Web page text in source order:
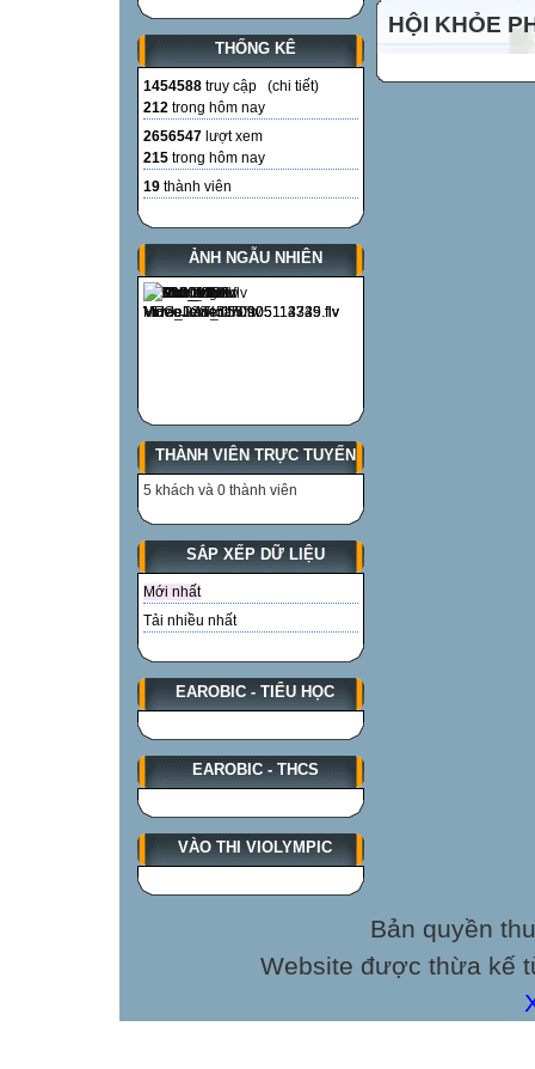
THỐNG KÊ
1454588 truy cập (chi tiết)
212 trong hôm nay
2656547 lượt xem
215 trong hôm nay
19 thành viên
ẢNH NGẪU NHIÊN
THÀNH VIÊN TRỰC TUYẾN
5 khách và 0 thành viên
SẮP XẾP DỮ LIỆU
Mới nhất
Tải nhiều nhất
EAROBIC - TIỂU HỌC
EAROBIC - THCS
VÀO THI VIOLYMPIC
1.5/ (0,5đ) Mua
a/ 15000 đồng ;
HỘI KHỎE
Bản quyền
Website được thừa kế